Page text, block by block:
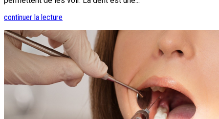
continuer la lecture